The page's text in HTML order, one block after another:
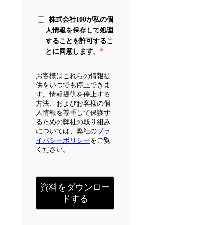
株式会社100が私の個
人情報を保存して処理
することを許可するこ
とに同意します。 *
お客様はこれらの情報提
供をいつでも停止できま
す。情報提供を停止する
方法、およびお客様の個
人情報を尊重して保護す
るための弊社の取り組み
については、弊社のプラ
イバシーポリシーをご覧
ください。